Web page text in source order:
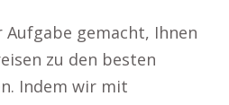
gemacht, Ihnen
zu den besten
Indem wir mit